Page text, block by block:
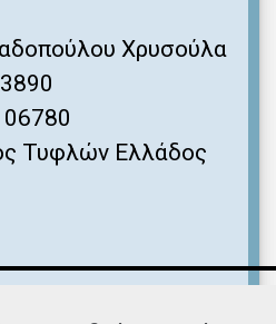
Χρυσούλα
06780
Τυφλών Ελλάδος